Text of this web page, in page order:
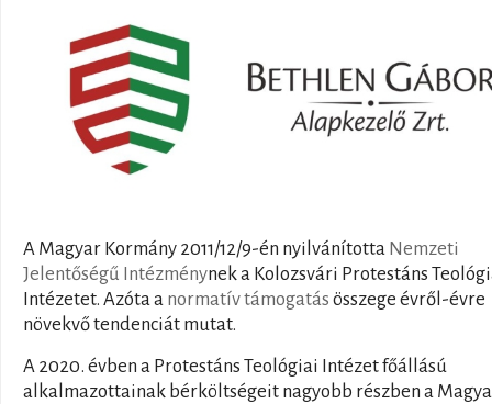
A Magyar Kormány 2011/12/9-én nyilvánította Nemzeti
Jelentőségű Intézménynek a Kolozsvári Protestáns
Intézetet. Azóta a normatív támogatás összege évről-évre
növekvő tendenciát mutat.
A 2020. évben a Protestáns Teológiai Intézet főállású
alkalmazottainak bérköltségeit nagyobb részben a